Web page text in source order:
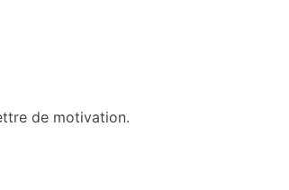
de motivation.